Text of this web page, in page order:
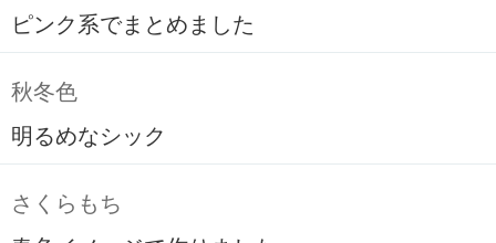
ピンク系でまとめました
秋冬色
明るめなシック
さくらもち